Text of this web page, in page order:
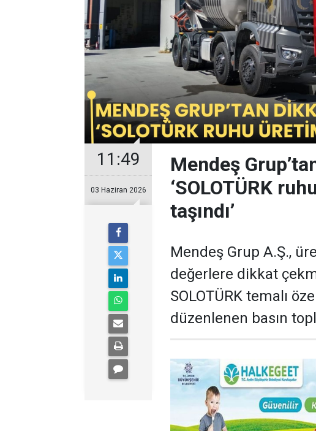
11:49
03 Haziran 2026
Mendeş
‘SOLOTÜRK
taşındı’
Mendeş Grup A.Ş.,
değerlere dikkat
SOLOTÜRK temalı
düzenlenen basın